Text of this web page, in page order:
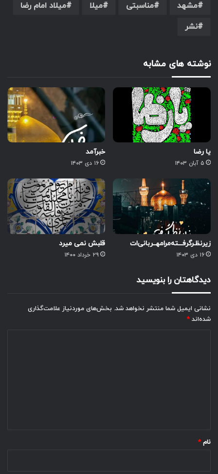
مشهد
مناسبتی میلا
میلاد امام رضا
نشر
نوشته های مشابه
یا رضا
۵ آبان ۱۴۰۳
خبرآمد
۱۶ دی ۱۴۰۳
زیرنظـر‌گرفـــته‌مرا‌مهــربانی‌ات
۱۶ دی ۱۴۰۳
قلبش نمی میرد
۲۹ خرداد ۱۴۰۰
دیدگاهتان را بنویسید
نشانی ایمیل شما منتشر نخواهد شد. بخش‌های موردنیاز علامت‌گذاری
شده‌اند *
نام *